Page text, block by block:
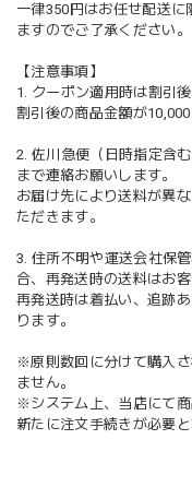
一律350円はお任せ配送
ますのでご了承ください。
【注意事項】
1. クーポン適用時は割引
割引後の商品金額が
2. 佐川急便（日時指定含
まで連絡お願いします。
お届け先により送料が異
ただきます。
3. 住所不明や運送会社保
合、再発送時の送料はお客
再発送時は着払い、追跡
ります。
※原則数回に分けて購入
ません。
※システム上、当店にて
新たに注文手続きが必要と